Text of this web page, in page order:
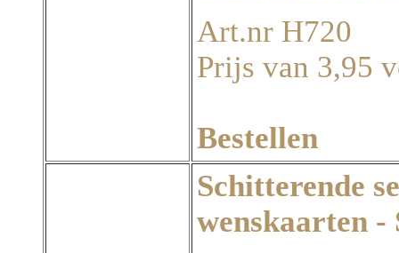
Art.nr H720
Prijs van 3,95
Bestellen
Schitterende
wenskaarten